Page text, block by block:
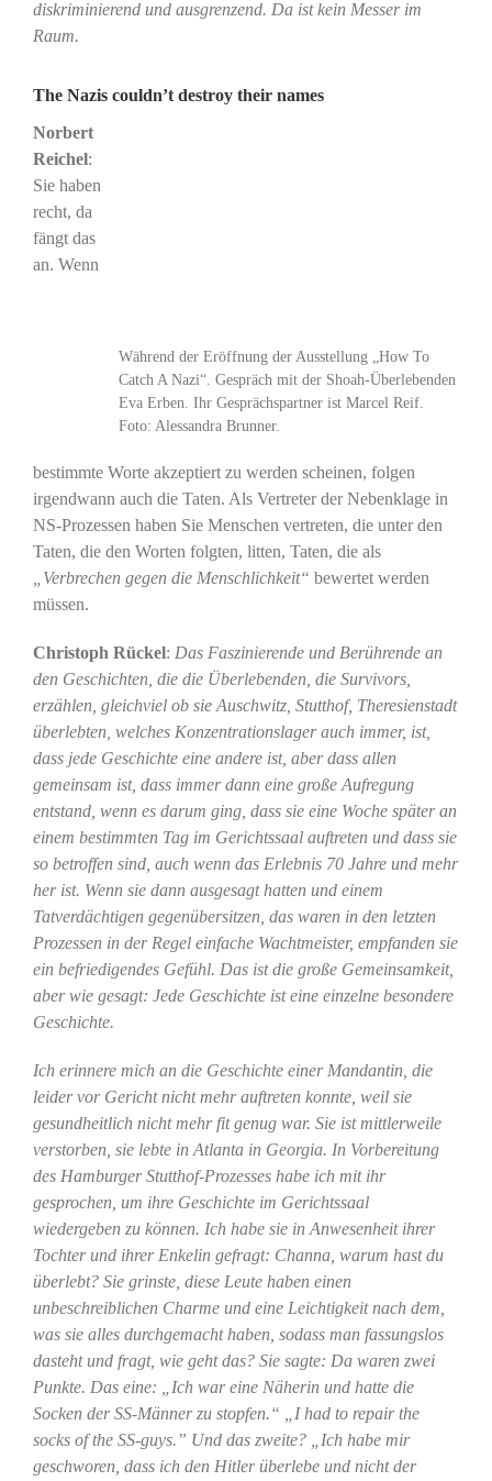
diskriminierend und ausgrenzend. Da ist kein Messer im
Raum.
The Nazis couldn’t destroy their names
Während der Eröffnung der Ausstellung „How To
Catch A Nazi“. Gespräch mit der Shoah-Überlebenden
Eva Erben. Ihr Gesprächspartner ist Marcel Reif.
Foto: Alessandra Brunner.
Norbert
Reichel:
Sie haben
recht, da
fängt das
an. Wenn
bestimmte Worte akzeptiert zu werden scheinen, folgen
irgendwann auch die Taten. Als Vertreter der Nebenklage in
NS-Prozessen haben Sie Menschen vertreten, die unter den
Taten, die den Worten folgten, litten, Taten, die als
„Verbrechen gegen die Menschlichkeit“ bewertet werden
müssen.
Christoph Rückel: Das Faszinierende und Berührende an
den Geschichten, die die Überlebenden, die Survivors,
erzählen, gleichviel ob sie Auschwitz, Stutthof, Theresienstadt
überlebten, welches Konzentrationslager auch immer, ist,
dass jede Geschichte eine andere ist, aber dass allen
gemeinsam ist, dass immer dann eine große Aufregung
entstand, wenn es darum ging, dass sie eine Woche später an
einem bestimmten Tag im Gerichtssaal auftreten und dass sie
so betroffen sind, auch wenn das Erlebnis 70 Jahre und mehr
her ist. Wenn sie dann ausgesagt hatten und einem
Tatverdächtigen gegenübersitzen, das waren in den letzten
Prozessen in der Regel einfache Wachtmeister, empfanden sie
ein befriedigendes Gefühl. Das ist die große Gemeinsamkeit,
aber wie gesagt: Jede Geschichte ist eine einzelne besondere
Geschichte.
Ich erinnere mich an die Geschichte einer Mandantin, die
leider vor Gericht nicht mehr auftreten konnte, weil sie
gesundheitlich nicht mehr fit genug war. Sie ist mittlerweile
verstorben, sie lebte in Atlanta in Georgia. In Vorbereitung
des Hamburger Stutthof-Prozesses habe ich mit ihr
gesprochen, um ihre Geschichte im Gerichtssaal
wiedergeben zu können. Ich habe sie in Anwesenheit ihrer
Tochter und ihrer Enkelin gefragt: Channa, warum hast du
überlebt? Sie grinste, diese Leute haben einen
unbeschreiblichen Charme und eine Leichtigkeit nach dem,
was sie alles durchgemacht haben, sodass man fassungslos
dasteht und fragt, wie geht das? Sie sagte: Da waren zwei
Punkte. Das eine: „Ich war eine Näherin und hatte die
Socken der SS-Männer zu stopfen.“
„I had to repair the
socks of the SS-guys.” Und das zweite? „Ich habe mir
geschworen, dass ich den Hitler überlebe und nicht der